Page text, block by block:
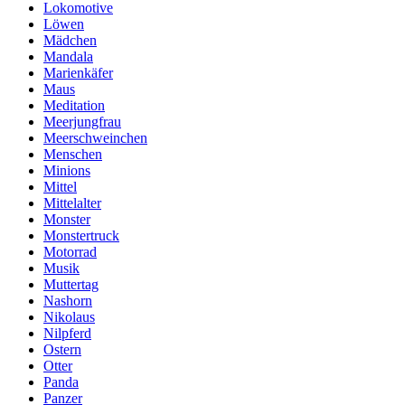
Lokomotive
Löwen
Mädchen
Mandala
Marienkäfer
Maus
Meditation
Meerjungfrau
Meerschweinchen
Menschen
Minions
Mittel
Mittelalter
Monster
Monstertruck
Motorrad
Musik
Muttertag
Nashorn
Nikolaus
Nilpferd
Ostern
Otter
Panda
Panzer